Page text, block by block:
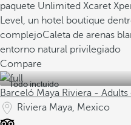
paquete Unlimited Xcaret
Level, un hotel boutique
complejoCaleta de arenas
entorno natural privilegiado
Compare
Todo incluido
Barceló Maya Riviera -
Riviera Maya, Mexico